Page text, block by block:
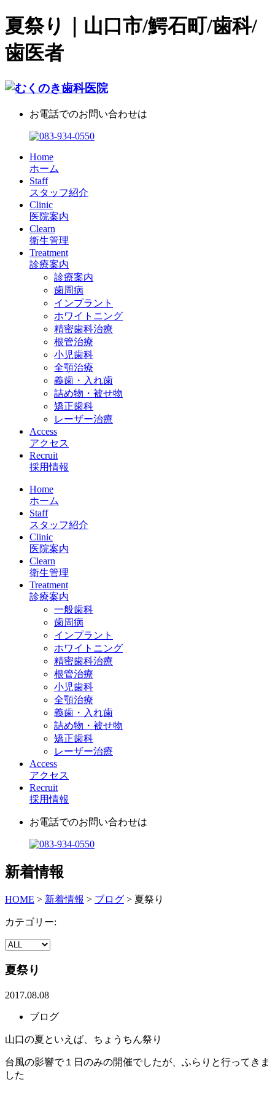
夏祭り｜山口市/鰐石町/歯科/
歯医者
お電話でのお問い合わせは
Home
ホーム
Staff
スタッフ紹介
Clinic
医院案内
Clearn
衛生管理
Treatment
診療案内
診療案内
歯周病
インプラント
ホワイトニング
精密歯科治療
根管治療
小児歯科
全顎治療
義歯・入れ歯
詰め物・被せ物
矯正歯科
レーザー治療
Access
アクセス
Recruit
採用情報
Home
ホーム
Staff
スタッフ紹介
Clinic
医院案内
Clearn
衛生管理
Treatment
診療案内
一般歯科
歯周病
インプラント
ホワイトニング
精密歯科治療
根管治療
小児歯科
全顎治療
義歯・入れ歯
詰め物・被せ物
矯正歯科
レーザー治療
Access
アクセス
Recruit
採用情報
お電話でのお問い合わせは
新着情報
HOME > 新着情報 > ブログ > 夏祭り
カテゴリー:
夏祭り
2017.08.08
ブログ
山口の夏といえば、ちょうちん祭り
台風の影響で１日のみの開催でしたが、ふらりと行ってきま
した